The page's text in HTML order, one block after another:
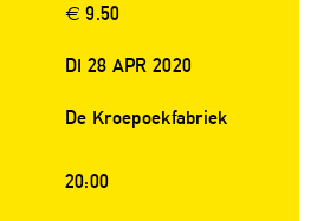
€ 9.50
DI 28 APR 2020
De Kroepoekfabriek
20:00